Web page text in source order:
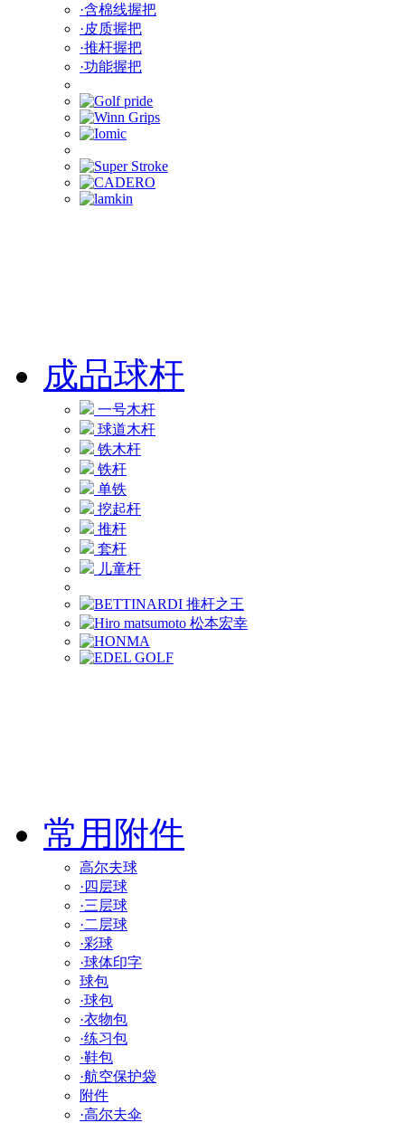
·含棉线握把
·皮质握把
·推杆握把
·功能握把
成品球杆
一号木杆
球道木杆
铁木杆
铁杆
单铁
挖起杆
推杆
套杆
儿童杆
常用附件
高尔夫球
·四层球
·三层球
·二层球
·彩球
·球体印字
球包
·球包
·衣物包
·练习包
·鞋包
·航空保护袋
附件
·高尔夫伞